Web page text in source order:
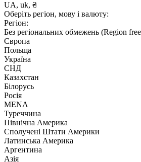
UA, uk, ₴
Оберіть регіон, мову і валюту:
Регіон:
Без регіональних обмежень (Region
Європа
Польща
Україна
СНД
Казахстан
Білорусь
Росія
MENA
Туреччина
Північна Америка
Сполучені Штати Америки
Латинська Америка
Аргентина
Азія